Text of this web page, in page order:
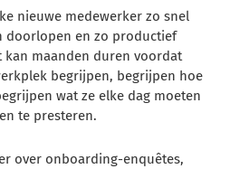
nieuwe medewerker zo snel
doorlopen en zo productief
kan maanden duren voordat
begrijpen, begrijpen hoe
wat ze elke dag moeten
te presteren.
over onboarding-enquêtes,